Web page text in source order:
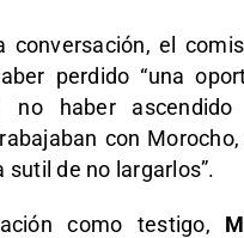
conversación, el
perdido “una
no haber
con
sutil de no largarlos”.
como testigo,